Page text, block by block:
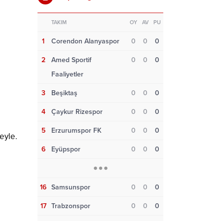
TAKIM OY AV PU
1 Corendon Alanyaspor 0 0 0
2
Amed Sportif
Faaliyetler
0 0 0
3 Beşiktaş 0 0 0
4 Çaykur Rizespor 0 0 0
5 Erzurumspor FK 0 0 0
6 Eyüpspor 0 0 0
16 Samsunspor 0 0 0
17 Trabzonspor 0 0 0